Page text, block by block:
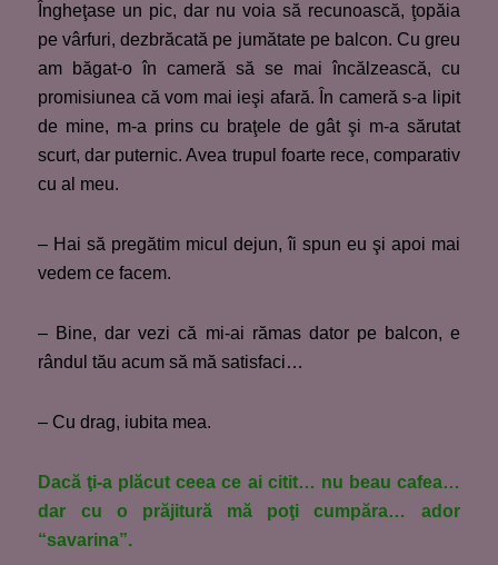
Îngheţase un pic, dar nu voia să recunoască, ţopăia
pe vârfuri, dezbrăcată pe jumătate pe balcon. Cu greu
am băgat-o în cameră să se mai încălzească, cu
promisiunea că vom mai ieşi afară. În cameră s-a lipit
de mine, m-a prins cu braţele de gât şi m-a sărutat
scurt, dar puternic. Avea trupul foarte rece, comparativ
cu al meu.
– Hai să pregătim micul dejun, îi spun eu şi apoi mai
vedem ce facem.
– Bine, dar vezi că mi-ai rămas dator pe balcon, e
rândul tău acum să mă satisfaci…
– Cu drag, iubita mea.
Dacă ţi-a plăcut ceea ce ai citit… nu beau cafea…
dar cu o prăjitură mă poţi cumpăra… ador
“savarina”.